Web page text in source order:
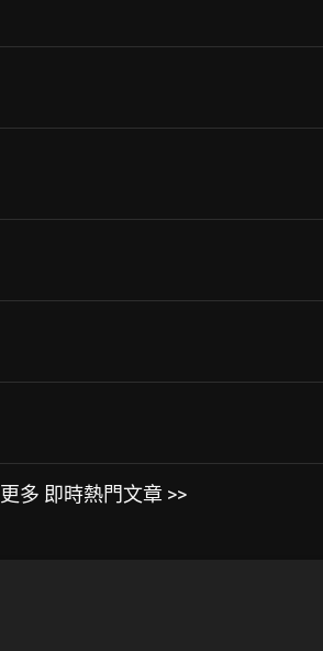
更多 即時熱門文章 >>